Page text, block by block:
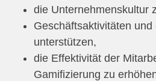
die Unternehmenskultur
Geschäftsaktivitäten und
unterstützen,
die Effektivität der
Gamifizierung zu